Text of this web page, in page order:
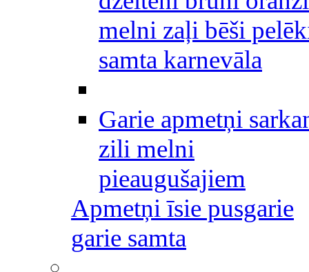
melni zaļi bēši
samta karnevāla
Garie apmetņi
zili melni
pieaugušajiem
Apmetņi īsie pusgarie
garie samta